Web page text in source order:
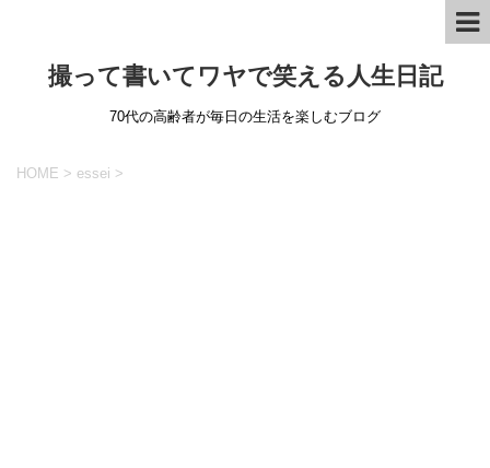
撮って書いてワヤで笑える人生日記
70代の高齢者が毎日の生活を楽しむブログ
HOME > essei >